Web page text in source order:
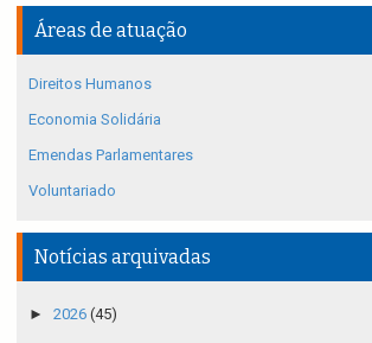
Áreas de atuação
Direitos Humanos
Economia Solidária
Emendas Parlamentares
Voluntariado
Notícias arquivadas
► 2026 (45)